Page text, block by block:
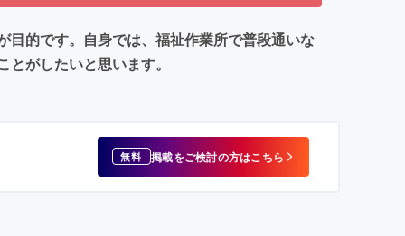
目的です。自身では、福祉作業所で普段通いな
がしたいと思います。
無料 掲載をご検討の方はこちら